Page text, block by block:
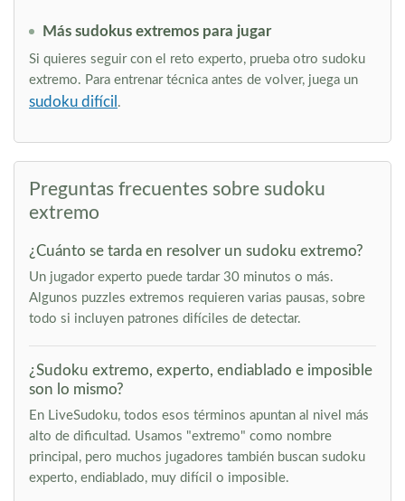
Más sudokus extremos para jugar
Si quieres seguir con el reto experto, prueba otro sudoku
extremo. Para entrenar técnica antes de volver, juega un
sudoku difícil .
Preguntas frecuentes sobre sudoku
extremo
¿Cuánto se tarda en resolver un sudoku extremo?
Un jugador experto puede tardar 30 minutos o más.
Algunos puzzles extremos requieren varias pausas, sobre
todo si incluyen patrones difíciles de detectar.
¿Sudoku extremo, experto, endiablado e imposible
son lo mismo?
En LiveSudoku, todos esos términos apuntan al nivel más
alto de dificultad. Usamos "extremo" como nombre
principal, pero muchos jugadores también buscan sudoku
experto, endiablado, muy difícil o imposible.